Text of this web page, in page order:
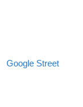
Google Street